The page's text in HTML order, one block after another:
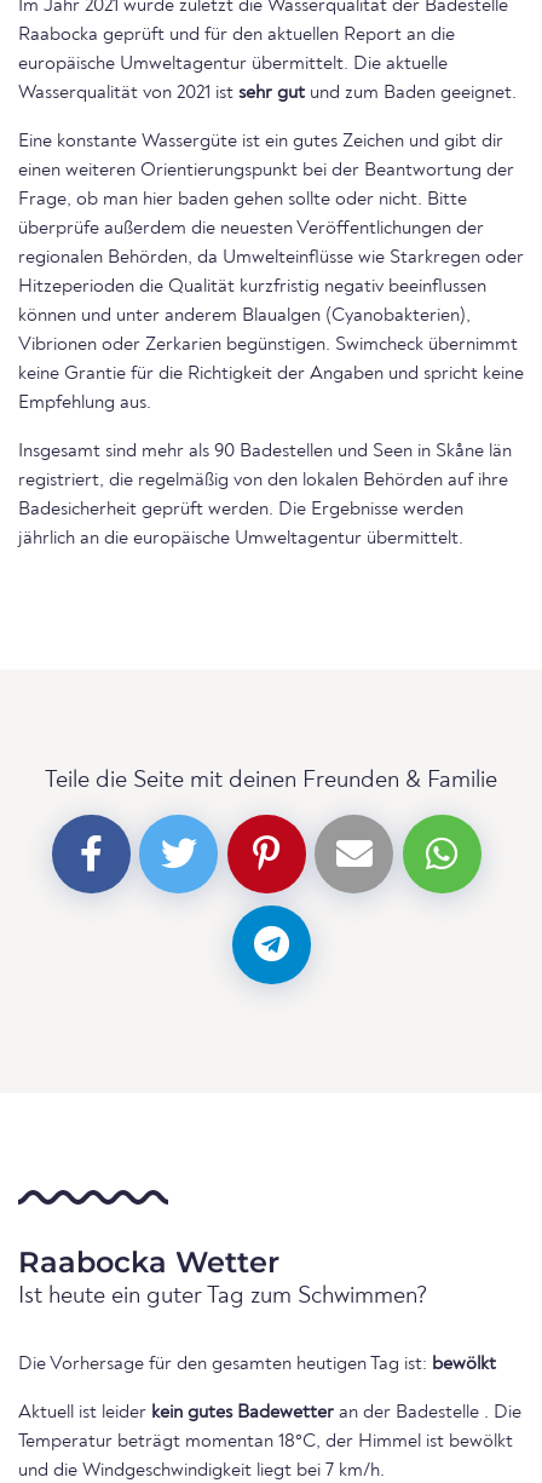
Im Jahr 2021 wurde zuletzt die Wasserqualität der Badestelle
Raabocka geprüft und für den aktuellen Report an die
europäische Umweltagentur übermittelt. Die aktuelle
Wasserqualität von 2021 ist sehr gut und zum Baden geeignet.
Eine konstante Wassergüte ist ein gutes Zeichen und gibt dir
einen weiteren Orientierungspunkt bei der Beantwortung der
Frage, ob man hier baden gehen sollte oder nicht. Bitte
überprüfe außerdem die neuesten Veröffentlichungen der
regionalen Behörden, da Umwelteinflüsse wie Starkregen oder
Hitzeperioden die Qualität kurzfristig negativ beeinflussen
können und unter anderem Blaualgen (Cyanobakterien),
Vibrionen oder Zerkarien begünstigen. Swimcheck übernimmt
keine Grantie für die Richtigkeit der Angaben und spricht keine
Empfehlung aus.
Insgesamt sind mehr als 90 Badestellen und Seen in Skåne län
registriert, die regelmäßig von den lokalen Behörden auf ihre
Badesicherheit geprüft werden. Die Ergebnisse werden
jährlich an die europäische Umweltagentur übermittelt.
Teile die Seite mit deinen Freunden & Familie
Raabocka Wetter
Ist heute ein guter Tag zum Schwimmen?
Die Vorhersage für den gesamten heutigen Tag ist: bewölkt
Aktuell ist leider kein gutes Badewetter an der Badestelle . Die
Temperatur beträgt momentan 18°C, der Himmel ist bewölkt
und die Windgeschwindigkeit liegt bei 7 km/h.